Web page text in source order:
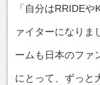
「自分はRRIDE
ァイターになりま
ームも日本のファ
にとって、ずっと